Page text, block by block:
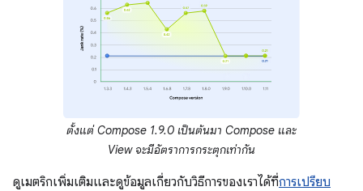
ตั้งแต่ Compose 1.9.0 เป็นต้นมา Compose และ
View จะมีอัตราการกระตุกเท่ากัน
ดูเมตริกเพิ่มเติมและดูข้อมูลเกี่ยวกับวิธีการของเราได้ที่การเปรียบ